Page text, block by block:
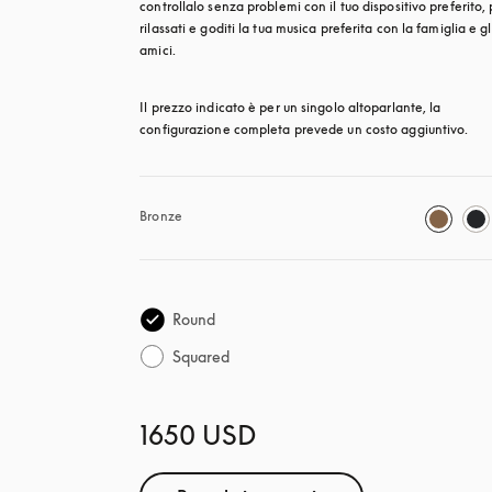
controllalo senza problemi con il tuo dispositivo preferito,
rilassati e goditi la tua musica preferita con la famiglia e
amici.
Il prezzo indicato è per un singolo altoparlante, la
configurazione completa prevede un costo aggiuntivo.
Bronze
Round
Squared
1650 USD